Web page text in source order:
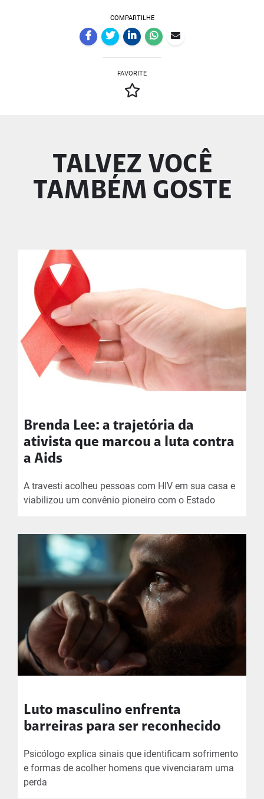
COMPARTILHE
FAVORITE
TALVEZ VOCÊ
TAMBÉM GOSTE
Brenda Lee: a trajetória da
ativista que marcou a luta contra
a Aids
A travesti acolheu pessoas com HIV em sua casa e
viabilizou um convênio pioneiro com o Estado
Luto masculino enfrenta
barreiras para ser reconhecido
Psicólogo explica sinais que identificam sofrimento
e formas de acolher homens que vivenciaram uma
perda